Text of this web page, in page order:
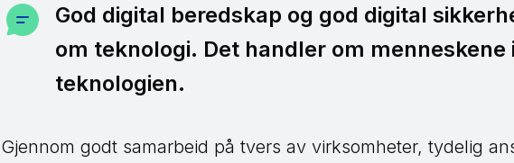
God digital beredskap og god digital
om teknologi. Det handler om menneskene
teknologien.
Gjennom godt samarbeid på tvers av virksomheter, tydelig